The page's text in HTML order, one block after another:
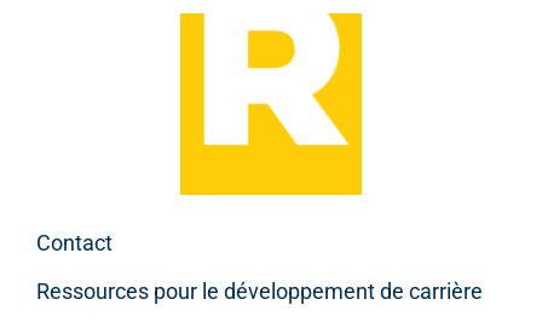
Contact
Ressources pour le développement de carrière